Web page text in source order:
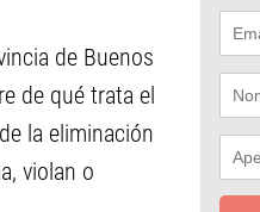
de Buenos
de qué trata el
la eliminación
violan o